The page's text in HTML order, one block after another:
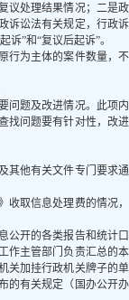
议处理结果情况；二是政
诉讼法有关规定，行政诉
”和“复议后起诉”。
行为主体的案件数量，不
问题及改进情况。此项内
找问题要有针对性，改进
其他有关文件专门要求通
取信息处理费的情况，
公开的各类报告和统计口
作主管部门负责汇总的本
关加挂行政机关牌子的单
的有关规定（国办公开办